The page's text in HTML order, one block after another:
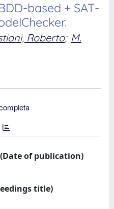
based + SAT-
Roberto; M.
of publication)
title)